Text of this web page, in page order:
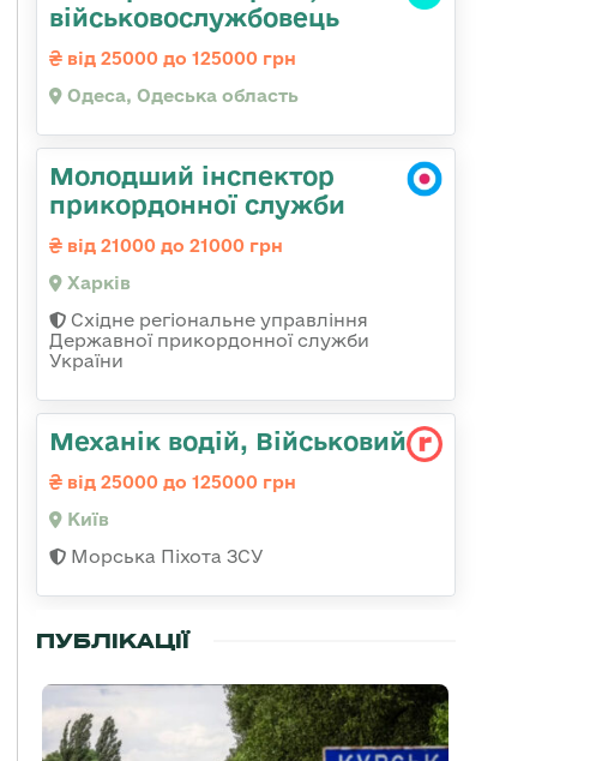
військовослужбовець
від 25000 до 125000 грн
Одеса, Одеська область
Молодший інспектор
прикордонної служби
від 21000 до 21000 грн
Харків
Східне регіональне управління
Державної прикордонної служби
України
Механік водій, Військовий
від 25000 до 125000 грн
Київ
Морська Піхота ЗСУ
ПУБЛІКАЦІЇ